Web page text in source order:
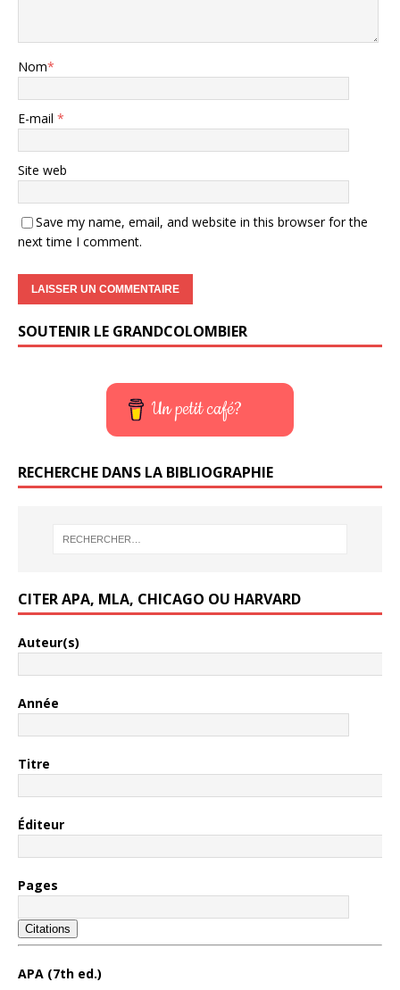
Nom*
E-mail *
Site web
Save my name, email, and website in this browser for the
next time I comment.
SOUTENIR LE GRANDCOLOMBIER
Un petit café?
RECHERCHE DANS LA BIBLIOGRAPHIE
CITER APA, MLA, CHICAGO OU HARVARD
Auteur(s)
Année
Titre
Éditeur
Pages
Citations
APA (7th ed.)